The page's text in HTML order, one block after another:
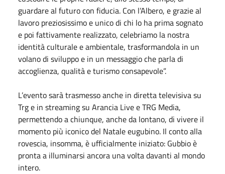
guardare al futuro con fiducia. Con l’Albero, e grazie al
lavoro preziosissimo e unico di chi lo ha prima sognato
e poi fattivamente realizzato, celebriamo la nostra
identità culturale e ambientale, trasformandola in un
volano di sviluppo e in un messaggio che parla di
accoglienza, qualità e turismo consapevole”.
L’evento sarà trasmesso anche in diretta televisiva su
Trg e in streaming su Arancia Live e TRG Media,
permettendo a chiunque, anche da lontano, di vivere il
momento più iconico del Natale eugubino. Il conto alla
rovescia, insomma, è ufficialmente iniziato: Gubbio è
pronta a illuminarsi ancora una volta davanti al mondo
intero.